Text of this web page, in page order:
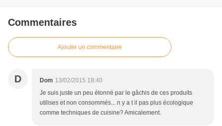
Commentaires
Ajouter un commentaire
D Dom 13/02/2015 18:40
Je suis juste un peu étonné par le gâchis de ces produits
utilises et non consommés... n y a t il pas plus écologique
comme techniques de cuisine? Amicalement.